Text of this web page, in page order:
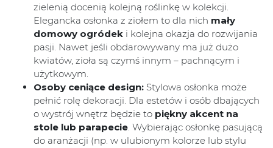
zielenią docenią kolejną roślinkę w kolekcji.
Elegancka osłonka z ziołem to dla nich mały
domowy ogródek i kolejna okazja do rozwijania
pasji. Nawet jeśli obdarowywany ma już dużo
kwiatów, zioła są czymś innym – pachnącym i
użytkowym.
Osoby ceniące design: Stylowa osłonka może
pełnić rolę dekoracji. Dla estetów i osób dbających
o wystrój wnętrz będzie to piękny akcent na
stole lub parapecie . Wybierając osłonkę pasującą
do aranżacji (np. w ulubionym kolorze lub stylu